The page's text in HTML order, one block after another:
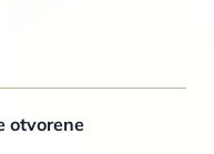
otvorene